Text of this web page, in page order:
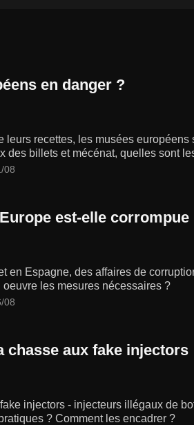
en danger ?
leurs recettes, les musées
des billets et mécénat, quelles sont
08
est-elle corrompue
en Espagne, des affaires de
oeuvre les mesures nécessaires ?
08
chasse aux fake injectors
injectors - injecteurs illégaux de
? Comment les encadrer ?